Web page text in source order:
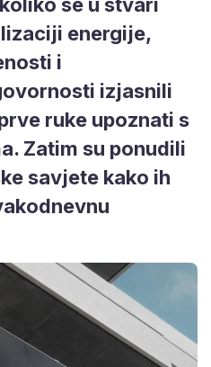
energije,
i
izjasnili
ruke upoznati s
Zatim su ponudili
savjete kako ih